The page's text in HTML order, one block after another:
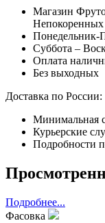
Магазин
Непокоренных
Понедельник-
Суббота –
Оплата
Без выходных
Доставка по России:
Минимальная
Курьерские
Подробности
Подробнее...
Фасовка